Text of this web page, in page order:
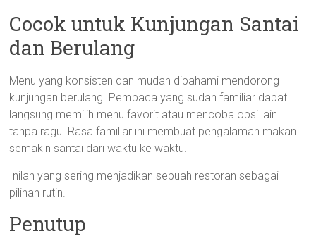
Cocok untuk Kunjungan Santai
dan Berulang
Menu yang konsisten dan mudah dipahami mendorong
kunjungan berulang. Pembaca yang sudah familiar dapat
langsung memilih menu favorit atau mencoba opsi lain
tanpa ragu. Rasa familiar ini membuat pengalaman makan
semakin santai dari waktu ke waktu.
Inilah yang sering menjadikan sebuah restoran sebagai
pilihan rutin.
Penutup